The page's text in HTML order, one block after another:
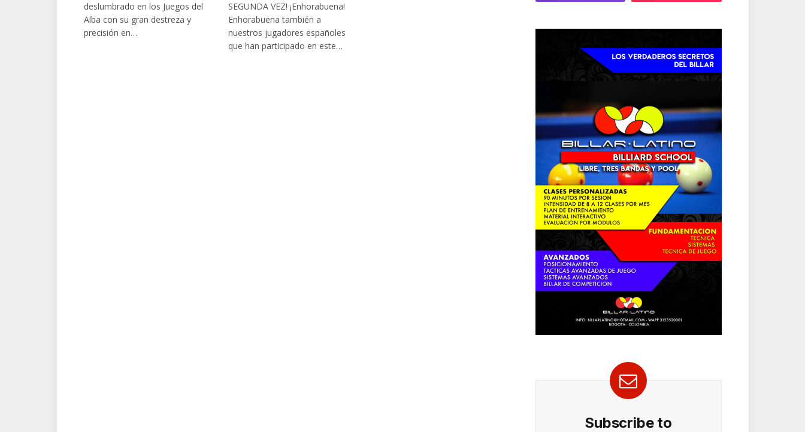
deslumbrado en los Juegos del
Alba con su gran destreza y
precisión en…
SEGUNDA VEZ! ¡Enhorabuena!
Enhorabuena también a
nuestros jugadores españoles
que han participado en este…
Subscribe to